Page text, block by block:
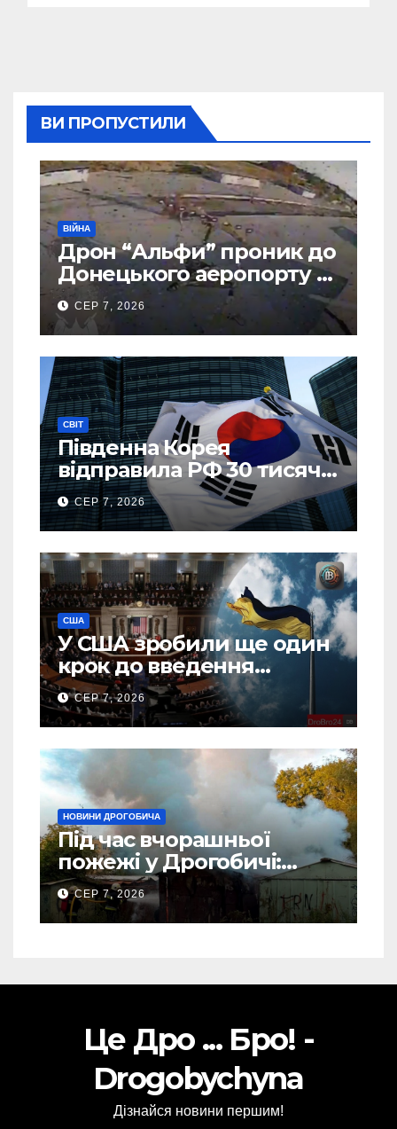
ВИ ПРОПУСТИЛИ
ВІЙНА
Дрон “Альфи” проник до
Донецького аеропорту та
спалив “Шахед” ще до
запуску
СЕР 7, 2026
СВІТ
Південна Корея
відправила РФ 30 тисяч
тонн авіапалива
СЕР 7, 2026
США
У США зробили ще один
крок до введення
“пекельних санкцій”
проти Росії
СЕР 7, 2026
НОВИНИ ДРОГОБИЧА
Під час вчорашньої
пожежі у Дрогобичі:
“врятовано” 4 гаражі
(Відео)
СЕР 7, 2026
Це Дро ... Бро! -
Drogobychyna
Дізнайся новини першим!